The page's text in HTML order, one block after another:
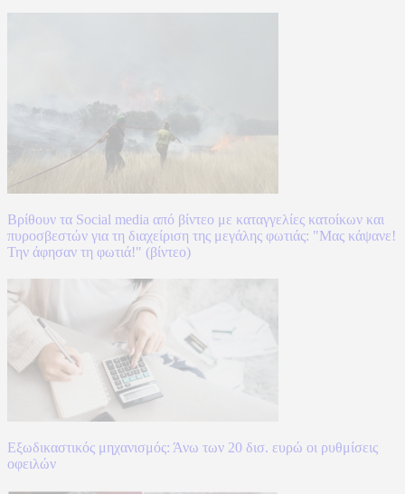
Βρίθουν τα Social media από βίντεο με καταγγελίες κατοίκων και
πυροσβεστών για τη διαχείριση της μεγάλης φωτιάς: "Μας κάψανε!
Την άφησαν τη φωτιά!" (βίντεο)
Εξωδικαστικός μηχανισμός: Άνω των 20 δισ. ευρώ οι ρυθμίσεις
οφειλών